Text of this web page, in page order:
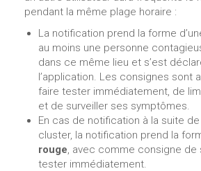
pendant la même plage horaire :
La notification prend la forme
au moins une personne
dans ce même lieu et s’est
l’application. Les consignes sont
faire tester immédiatement, de
et de surveiller ses symptômes.
En cas de notification à la suite
cluster, la notification prend la
rouge, avec comme consigne de
tester immédiatement.